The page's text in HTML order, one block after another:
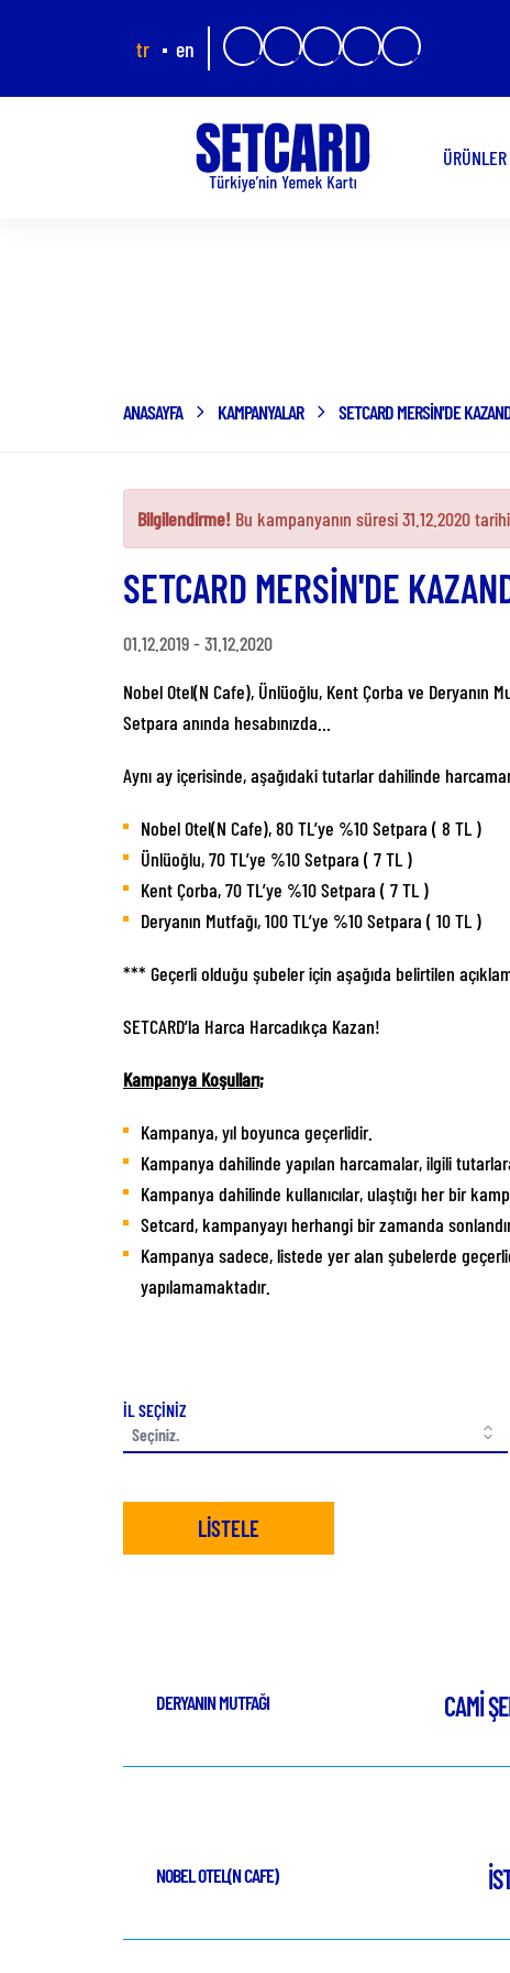
tr en
ÜRÜNLER
ANASAYFA KAMPANYALAR SETCARD MERSİN'DE
Bilgilendirme! Bu kampanyanın süresi31.12.2020
SETCARD MERSİN'DE
01.12.2019-31.12.2020
Nobel Otel(N Cafe), Ünlüoğlu, Kent Çorba ve Deryanın
Setpara anında hesabınızda…
Aynı ay içerisinde, aşağıdaki tutarlar dahilinde
Nobel Otel(N Cafe), 80 TL’ye %10 Setpara ( 8 TL )
Ünlüoğlu, 70 TL’ye %10 Setpara ( 7 TL )
Kent Çorba, 70 TL’ye %10 Setpara ( 7 TL )
Deryanın Mutfağı, 100 TL’ye %10 Setpara ( 10 TL )
*** Geçerli olduğu şubeler için aşağıda belirtilen
SETCARD’la Harca Harcadıkça Kazan!
Kampanya Koşulları;
Kampanya, yıl boyunca geçerlidir.
Kampanya dahilinde yapılan harcamalar, ilgili
Kampanya dahilinde kullanıcılar, ulaştığı her bir
Setcard, kampanyayı herhangi bir zamanda
Kampanya sadece, listede yer alan şubelerde
yapılamamaktadır.
İL SEÇİNİZ
LİSTELE
DERYANIN MUTFAĞI CAMİ
NOBEL OTEL(N CAFE)